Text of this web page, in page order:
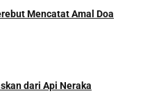
Mencatat Amal Doa
dari Api Neraka